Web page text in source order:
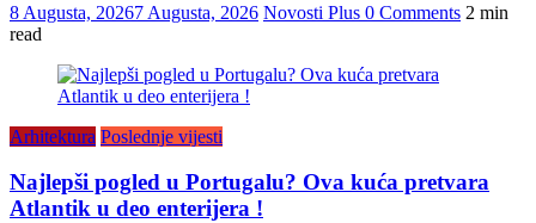
8 Augusta, 20267 Augusta, 2026 Novosti Plus 0 Comments 2 min
read
Arhitektura Poslednje vijesti
Najlepši pogled u Portugalu? Ova kuća pretvara
Atlantik u deo enterijera !